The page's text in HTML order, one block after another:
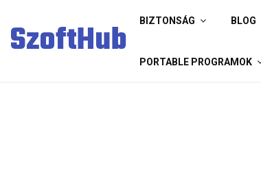
SzoftHub BIZTONSÁG BLOG
PORTABLE PROGRAMOK